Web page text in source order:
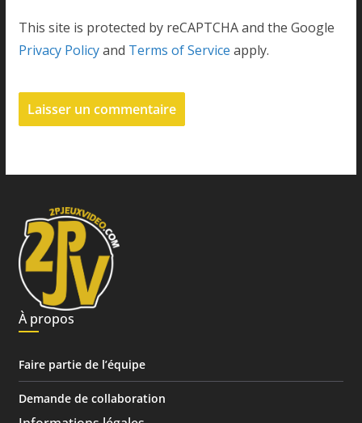
This site is protected by reCAPTCHA and the Google
Privacy Policyand Terms of Service apply.
À propos
Faire partie de l’équipe
Demande de collaboration